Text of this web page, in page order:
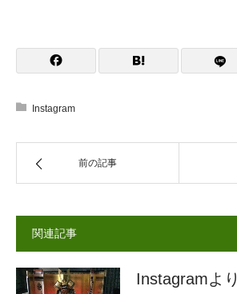
Instagram
前の記事
関連記事
Instagramより